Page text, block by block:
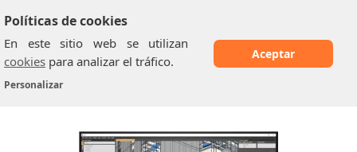
Políticas de cookies
En este sitio web se utilizan
cookies para analizar el tráfico.
Personalizar
Aceptar
Home/Monitores de 24 pulgadas